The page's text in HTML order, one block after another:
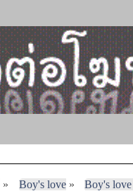
» Boy's love»
Boy's